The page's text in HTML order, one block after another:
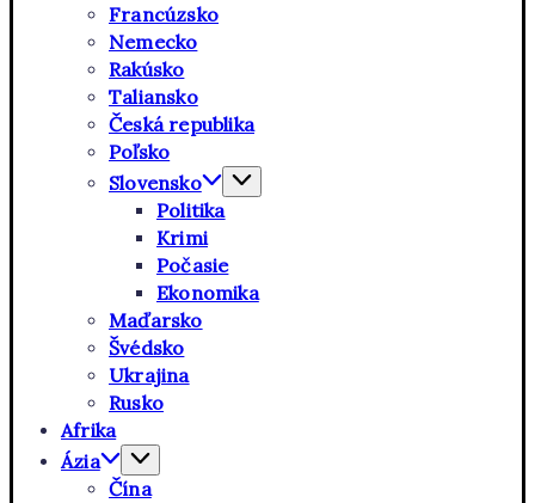
Francúzsko
Nemecko
Rakúsko
Taliansko
Česká republika
Poľsko
Slovensko
Politika
Krimi
Počasie
Ekonomika
Maďarsko
Švédsko
Ukrajina
Rusko
Afrika
Ázia
Čína